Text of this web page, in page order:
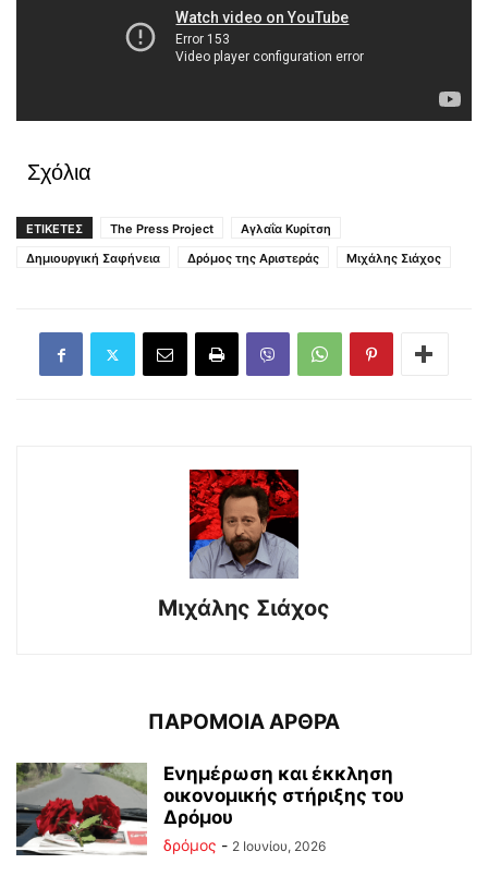
Σχόλια
ΕΤΙΚΕΤΕΣ The Press Project
Αγλαΐα Κυρίτση
Δημιουργική Σαφήνεια
Δρόμος της Αριστεράς Μιχάλης Σιάχος
Μιχάλης Σιάχος
ΠΑΡΟΜΟΙΑ ΑΡΘΡΑ
Ενημέρωση και έκκληση
οικονομικής στήριξης του
Δρόμου
δρόμος - 2 Ιουνίου, 2026